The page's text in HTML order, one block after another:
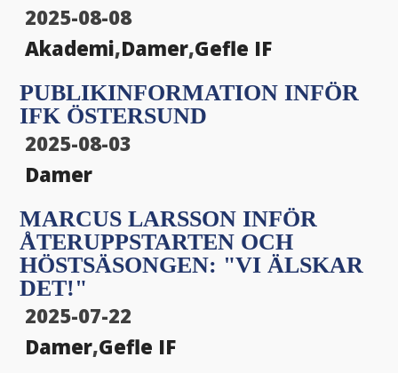
2025-08-08
Akademi,Damer,Gefle IF
PUBLIKINFORMATION INFÖR
IFK ÖSTERSUND
2025-08-03
Damer
MARCUS LARSSON INFÖR
ÅTERUPPSTARTEN OCH
HÖSTSÄSONGEN: "VI ÄLSKAR
DET!"
2025-07-22
Damer,Gefle IF